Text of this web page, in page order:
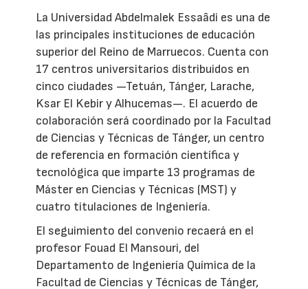
La Universidad Abdelmalek Essaâdi es una de
las principales instituciones de educación
superior del Reino de Marruecos. Cuenta con
17 centros universitarios distribuidos en
cinco ciudades —Tetuán, Tánger, Larache,
Ksar El Kebir y Alhucemas—. El acuerdo de
colaboración será coordinado por la Facultad
de Ciencias y Técnicas de Tánger, un centro
de referencia en formación científica y
tecnológica que imparte 13 programas de
Máster en Ciencias y Técnicas (MST) y
cuatro titulaciones de Ingeniería.
El seguimiento del convenio recaerá en el
profesor Fouad El Mansouri, del
Departamento de Ingeniería Química de la
Facultad de Ciencias y Técnicas de Tánger,